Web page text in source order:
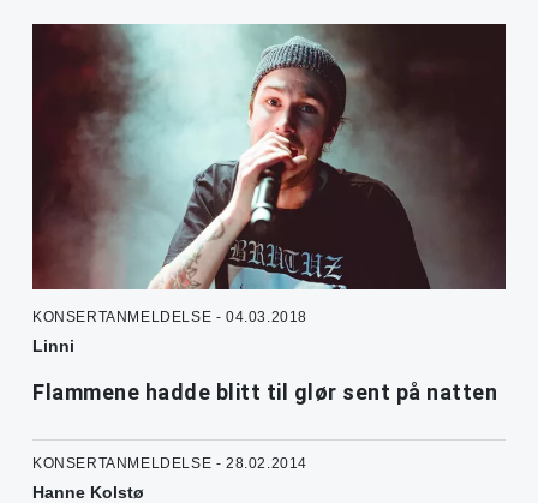
KONSERTANMELDELSE - 04.03.2018
Linni
Flammene hadde blitt til glør sent på natten
KONSERTANMELDELSE - 28.02.2014
Hanne Kolstø